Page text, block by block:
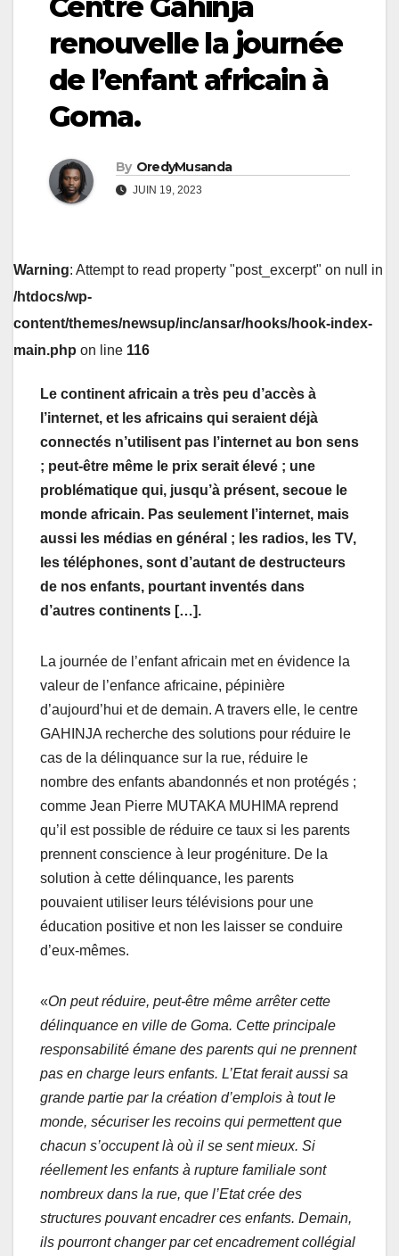
renouvelle la journée
de l’enfant africain à
Goma.
By OredyMusanda
JUIN 19, 2023
Warning: Attempt to read property "post_excerpt" on null in
/htdocs/wp-
content/themes/newsup/inc/ansar/hooks/hook-index-
main.php on line 116
Le continent africain a très peu d’accès à
l’internet, et les africains qui seraient déjà
connectés n’utilisent pas l’internet au bon sens
; peut-être même le prix serait élevé ; une
problématique qui, jusqu’à présent, secoue le
monde africain. Pas seulement l’internet, mais
aussi les médias en général ; les radios, les TV,
les téléphones, sont d’autant de destructeurs
de nos enfants, pourtant inventés dans
d’autres continents […].
La journée de l’enfant africain met en évidence la
valeur de l’enfance africaine, pépinière
d’aujourd’hui et de demain. A travers elle, le centre
GAHINJA recherche des solutions pour réduire le
cas de la délinquance sur la rue, réduire le
nombre des enfants abandonnés et non protégés ;
comme Jean Pierre MUTAKA MUHIMA reprend
qu’il est possible de réduire ce taux si les parents
prennent conscience à leur progéniture. De la
solution à cette délinquance, les parents
pouvaient utiliser leurs télévisions pour une
éducation positive et non les laisser se conduire
d’eux-mêmes.
«On peut réduire, peut-être même arrêter cette
délinquance en ville de Goma. Cette principale
responsabilité émane des parents qui ne prennent
pas en charge leurs enfants. L’Etat ferait aussi sa
grande partie par la création d’emplois à tout le
monde, sécuriser les recoins qui permettent que
chacun s’occupent là où il se sent mieux. Si
réellement les enfants à rupture familiale sont
nombreux dans la rue, que l’Etat crée des
structures pouvant encadrer ces enfants. Demain,
ils pourront changer par cet encadrement collégial